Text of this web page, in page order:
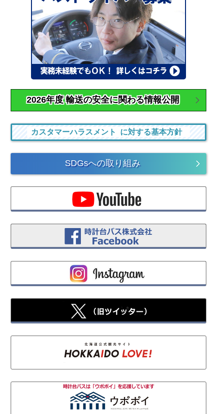
2026年度 輸送の安全に関わる情報公開
カスタマーハラスメント に対する基本方針
SDGsへの取り組み